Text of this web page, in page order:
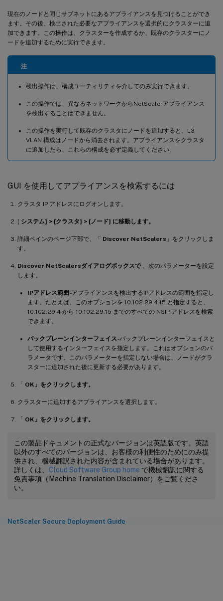
現在のノードと同じサブネットにあるアプライアンスを見つけることができ
ます。その後、検出された必要なアプライアンスを選択的にクラスターに追
加できます。この操作は、クラスターを作成するか、既存のクラスターにノ
ードを追加するために実行できます。
注
検出操作は、構成ユーティリティを介してのみ実行できます。
この操作では、異なるネットワークからNetScalerアプライアンス
を検出することはできません。
この操作を実行して既存のクラスタにノードを追加すると、L3
VLAN 構成はノードから消去されます。アプライアンスをクラスタ
に追加したら、これらの構成を必ず定義してください。
GUI を使用してアプライアンスを検索するには
クラスタ IP アドレスにログオンします。
[ システム] > [クラスタ] > [ノード] に移動します。
詳細ペインのページ下部で、「 Discover NetScalers 」をクリックしま
す。
Discover NetScalersダイアログボックスで、次のパラメーターを設定
します。
IPアドレス範囲-アプライアンスを検出するIPアドレスの範囲を指定し
ます。たとえば、このオプションを 10.102.29.4-15 と指定すると、
10.102.29.4 から 10.102.29.15 までのすべての NSIP アドレスを検索
できます。
バックプレーンインターフェイス-バックプレーンインターフェイスと
して使用するインターフェイスを指定します。これはオプションのパ
ラメータです。このパラメーターを指定しない場合は、ノードがクラ
スターに追加された後に更新する必要があります。
「 OK」をクリックします。
クラスターに追加するアプライアンスを選択します。
「 OK」をクリックします。
この製品ドキュメントの正式なバージョンは英語版です。英語
以外のすべてのバージョンは、お客様の利便性のためにのみ提
供され、機械翻訳された内容が含まれている場合があります。
詳しくは、 Cloud Software Group home で機械翻訳に関する
免責事項（Machine Translation Disclaimer）をご覧くださ
い。
NetScaler Secure Deployment Guide